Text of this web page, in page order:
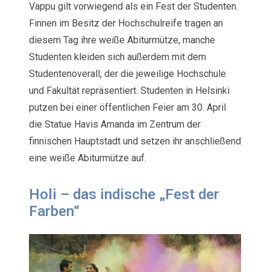
Vappu gilt vorwiegend als ein Fest der Studenten.
Finnen im Besitz der Hochschulreife tragen an
diesem Tag ihre weiße Abiturmütze, manche
Studenten kleiden sich außerdem mit dem
Studentenoverall, der die jeweilige Hochschule
und Fakultät repräsentiert. Studenten in Helsinki
putzen bei einer öffentlichen Feier am 30. April
die Statue Havis Amanda im Zentrum der
finnischen Hauptstadt und setzen ihr anschließend
eine weiße Abiturmütze auf.
Holi – das indische „Fest der
Farben“